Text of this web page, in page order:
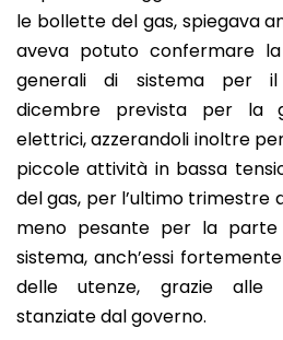
le bollette del gas, spiegava
aveva potuto confermare
generali di sistema per
dicembre prevista per la
elettrici, azzerandoli inoltre
piccole attività in bassa
del gas, per l’ultimo trimestre
meno pesante per la
sistema, anch’essi
delle utenze, grazie alle
stanziate dal governo.